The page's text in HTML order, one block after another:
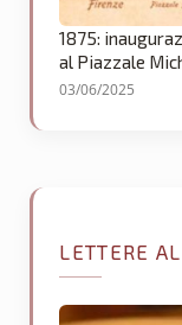
1875:
al Piazzale
03/06/2025
LETTERE